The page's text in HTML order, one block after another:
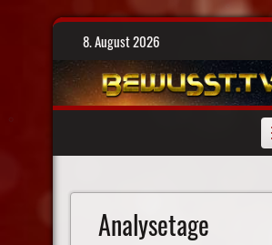
Skip
8. August 2026
Analysetage